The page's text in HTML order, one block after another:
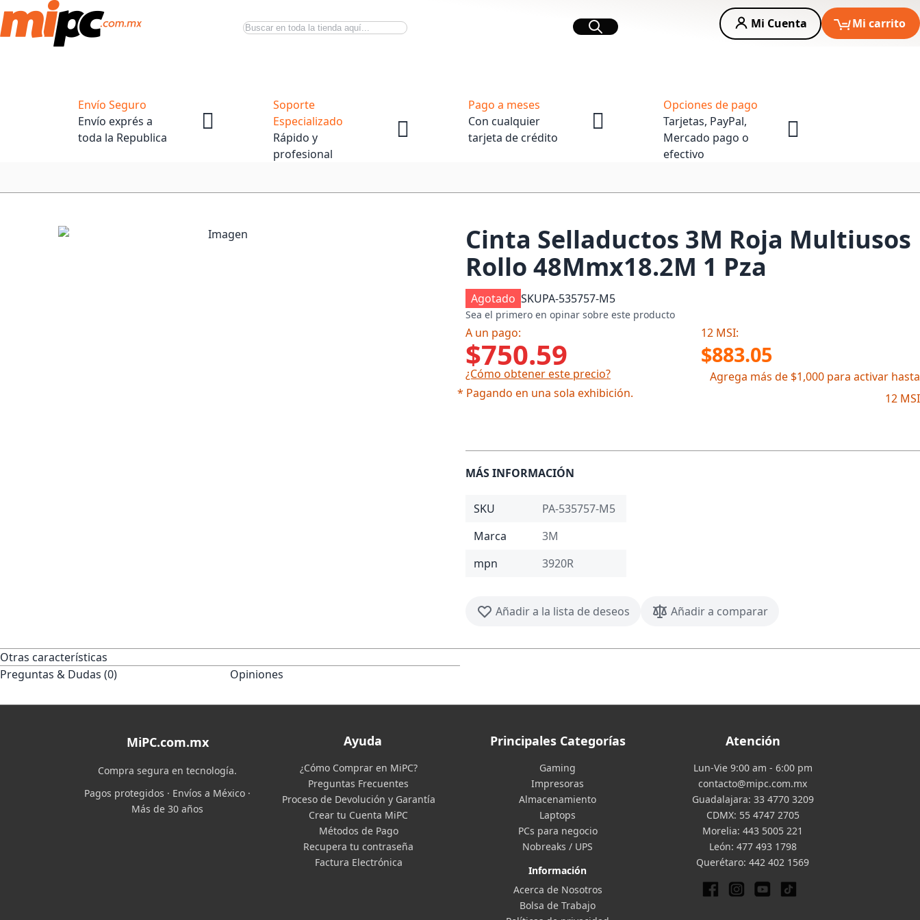
Buscar Buscar
Mi Cuenta Mi carrito
Envío Seguro
Envío exprés a
toda la Republica
Soporte
Especializado
Rápido y
profesional
Pago a meses
Con cualquier
tarjeta de crédito
Opciones de pago
Tarjetas, PayPal,
Mercado pago o
efectivo
Cinta Sellaductos 3M Roja Multiusos
Rollo 48Mmx18.2M 1 Pza
Agotado SKUPA-535757-M5
Sea el primero en opinar sobre este producto
A un pago: 12 MSI:
$750.59 $883.05
¿Cómo obtener este precio?
* Pagando en una sola exhibición.
Agrega más de $1,000 para activar hasta
12 MSI
MÁS INFORMACIÓN
SKU
PA-535757-M5
Marca
3M
mpn
3920R
Añadir a la lista de deseos Añadir a comparar
Otras características
Preguntas & Dudas (0)
Opiniones
MiPC.com.mx
Compra segura en tecnología.
Pagos protegidos · Envíos a México ·
Más de 30 años
Ayuda
¿Cómo Comprar en MiPC?
Preguntas Frecuentes
Proceso de Devolución y Garantía
Crear tu Cuenta MiPC
Métodos de Pago
Recupera tu contraseña
Factura Electrónica
Principales Categorías
Gaming
Impresoras
Almacenamiento
Laptops
PCs para negocio
Nobreaks / UPS
Información
Acerca de Nosotros
Bolsa de Trabajo
Atención
Lun-Vie 9:00 am - 6:00 pm
contacto@mipc.com.mx
Guadalajara: 33 4770 3209
CDMX: 55 4747 2705
Morelia: 443 5005 221
León: 477 493 1798
Querétaro: 442 402 1569